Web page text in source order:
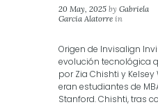
20 May, 2025 by Gabriela
Garcia Alatorre in
Origen de Invisalign
evolución tecnológica
por Zia Chishti y Kelsey
eran estudiantes de
Stanford. Chishti, tras